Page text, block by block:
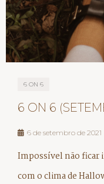
6 ON 6
6 ON 6
6 de setembro de 2021
Impossível não ficar
com o clima de